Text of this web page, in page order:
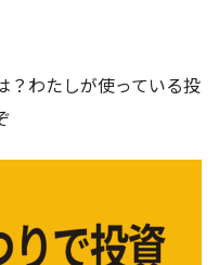
わたしが使っている投